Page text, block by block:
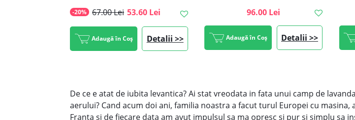
-20% 67.00 Lei 53.60 Lei
Adaugă în Coș Detalii >>
96.00 Lei
Adaugă în Coș Detalii >>
De ce e atat de iubita levantica? Ai stat vreodata in fata unui camp de
aerului? Cand acum doi ani, familia noastra a facut turul Europei cu
Franta si de fiecare data am avut impulsul sa ma opresc si pur si simplu sa